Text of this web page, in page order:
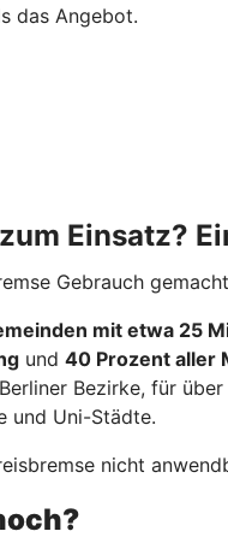
das Angebot.
Einsatz?
Gebrauch
mit etwa 25
und 40 Prozent aller
Bezirke, für
und Uni-Städte.
nicht